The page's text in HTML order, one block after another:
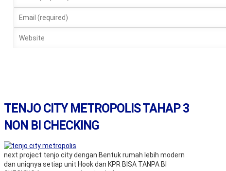
TENJO CITY METROPOLIS TAHAP 3
NON BI CHECKING
next project tenjo city dengan Bentuk rumah lebih modern
dan uniqnya setiap unit Hook dan KPR BISA TANPA BI